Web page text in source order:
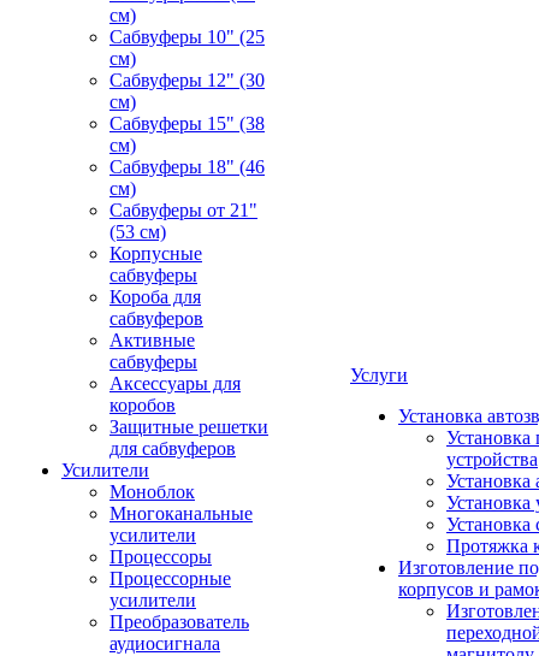
см)
Сабвуферы 10" (25
см)
Сабвуферы 12" (30
см)
Сабвуферы 15" (38
см)
Сабвуферы 18" (46
см)
Сабвуферы от 21"
(53 см)
Корпусные
сабвуферы
Короба для
сабвуферов
Активные
сабвуферы
Аксессуары для
коробов
Защитные решетки
для сабвуферов
Усилители
Моноблок
Многоканальные
усилители
Процессоры
Процессорные
усилители
Преобразователь
аудиосигнала
Услуги
Установка
Установка
устройства
Установка
Установка
Установка
Протяжка
Изготовление
корпусов и